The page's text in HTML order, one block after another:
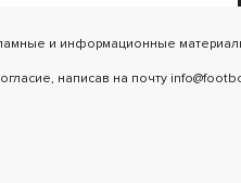
и информационные
написав на почту